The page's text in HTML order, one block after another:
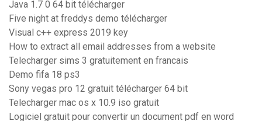
Java 1.7 0 64 bit télécharger
Five night at freddys demo télécharger
Visual c++ express 2019 key
How to extract all email addresses from a website
Telecharger sims 3 gratuitement en francais
Demo fifa 18 ps3
Sony vegas pro 12 gratuit télécharger 64 bit
Telecharger mac os x 10.9 iso gratuit
Logiciel gratuit pour convertir un document pdf en word